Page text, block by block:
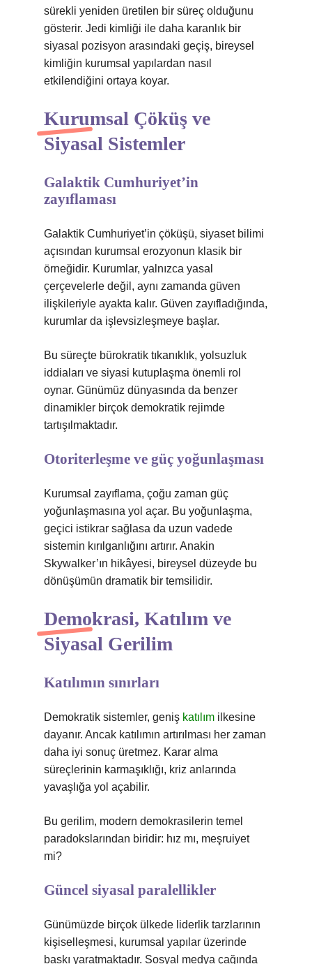
sürekli yeniden üretilen bir süreç olduğunu
gösterir. Jedi kimliği ile daha karanlık bir
siyasal pozisyon arasındaki geçiş, bireysel
kimliğin kurumsal yapılardan nasıl
etkilendiğini ortaya koyar.
Kurumsal Çöküş ve
Siyasal Sistemler
Galaktik Cumhuriyet’in
zayıflaması
Galaktik Cumhuriyet’in çöküşü, siyaset bilimi
açısından kurumsal erozyonun klasik bir
örneğidir. Kurumlar, yalnızca yasal
çerçevelerle değil, aynı zamanda güven
ilişkileriyle ayakta kalır. Güven zayıfladığında,
kurumlar da işlevsizleşmeye başlar.
Bu süreçte bürokratik tıkanıklık, yolsuzluk
iddiaları ve siyasi kutuplaşma önemli rol
oynar. Günümüz dünyasında da benzer
dinamikler birçok demokratik rejimde
tartışılmaktadır.
Otoriterleşme ve güç yoğunlaşması
Kurumsal zayıflama, çoğu zaman güç
yoğunlaşmasına yol açar. Bu yoğunlaşma,
geçici istikrar sağlasa da uzun vadede
sistemin kırılganlığını artırır. Anakin
Skywalker’ın hikâyesi, bireysel düzeyde bu
dönüşümün dramatik bir temsilidir.
Demokrasi, Katılım ve
Siyasal Gerilim
Katılımın sınırları
Demokratik sistemler, geniş katılım ilkesine
dayanır. Ancak katılımın artırılması her zaman
daha iyi sonuç üretmez. Karar alma
süreçlerinin karmaşıklığı, kriz anlarında
yavaşlığa yol açabilir.
Bu gerilim, modern demokrasilerin temel
paradokslarından biridir: hız mı, meşruiyet
mi?
Güncel siyasal paralellikler
Günümüzde birçok ülkede liderlik tarzlarının
kişiselleşmesi, kurumsal yapılar üzerinde
baskı yaratmaktadır. Sosyal medya çağında